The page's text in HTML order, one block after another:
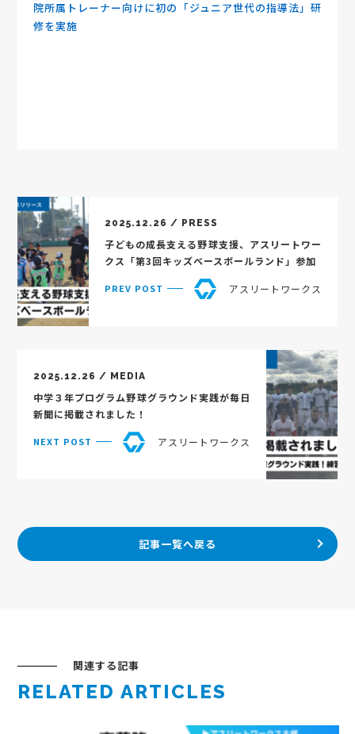
院所属トレーナー向けに初の「ジュニア世代の指導法」研
修を実施
2025.12.26 / PRESS
子どもの成長支える野球支援、アスリートワー
クス「第3回キッズベースボールランド」参加
PREV POST アスリートワークス
2025.12.26 / MEDIA
中学３年プログラム野球グラウンド実践が毎日
新聞に掲載されました！
NEXT POST アスリートワークス
記事一覧へ戻る
関連する記事
RELATED ARTICLES